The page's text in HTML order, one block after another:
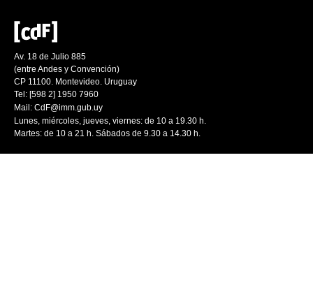
Av. 18 de Julio 885
(entre Andes y Convención)
CP 11100. Montevideo. Uruguay
Tel: [598 2] 1950 7960
Mail: CdF@imm.gub.uy
Lunes, miércoles, jueves, viernes: de 10 a 19.30 h.
Martes: de 10 a 21 h. Sábados de 9.30 a 14.30 h.